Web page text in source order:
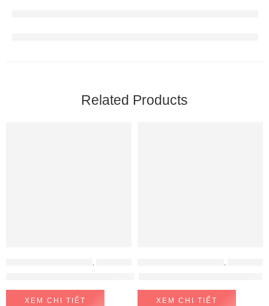
Related Products
XEM CHI TIẾT XEM CHI TIẾT